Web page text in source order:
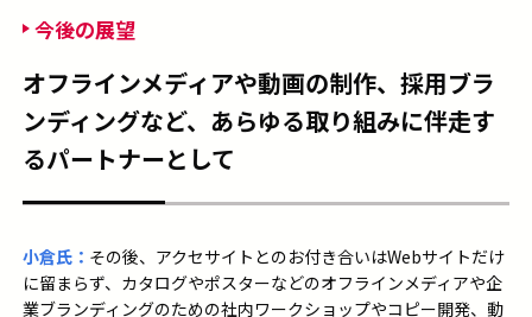
今後の展望
オフラインメディアや動画の制作、採用ブラ
ンディングなど、あらゆる取り組みに伴走す
るパートナーとして
小倉氏： その後、アクセサイトとのお付き合いはWebサイトだけ
に留まらず、カタログやポスターなどのオフラインメディアや企
業ブランディングのための社内ワークショップやコピー開発、動